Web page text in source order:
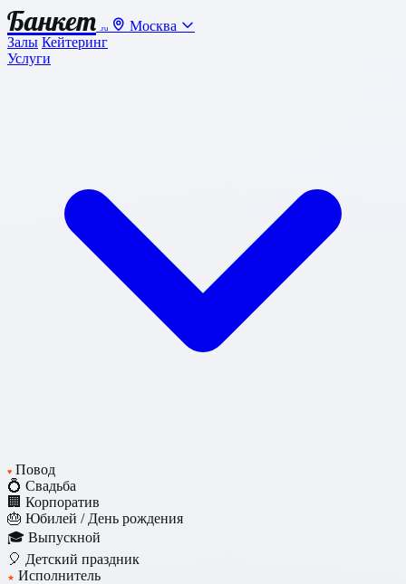
Банкет .ru
Москва
Залы Кейтеринг
Услуги
♥ Повод
💍 Свадьба
🏢 Корпоратив
🎂 Юбилей / День рождения
🎓 Выпускной
🎈 Детский праздник
★ Исполнитель